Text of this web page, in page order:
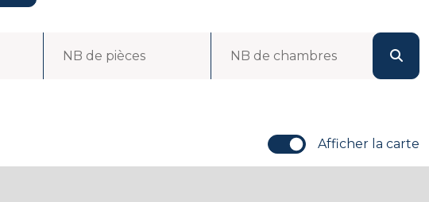
NB de pièces NB de chambres
Afficher la carte